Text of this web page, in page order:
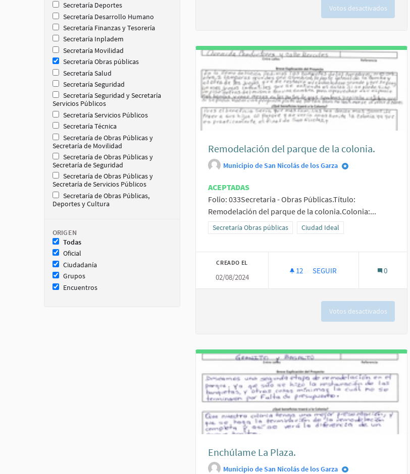
Secretaría Deportes
Secretaría Desarrollo Humano
Secretaría Finanzas y Tesorería
Secretaría Inpladem
Secretaría Movilidad
Secretaría Obras públicas
Secretaría Salud
Secretaría Seguridad
Secretaría Seguridad y Secretaría
Servicios Públicos
Secretaría Servicios Públicos
Secretaría Técnica
Secretaría de Obras Públicas y
Secretaría de Movilidad
Secretaría de Obras Públicas y
Secretaría de Seguridad
Secretaría de Obras Públicas y
Secretaría de Servicios Públicos
Secretaría de Obras Públicas,
Deportes y Cultura
ORIGEN
Todas
Oficial
Ciudadanía
Grupos
Encuentros
Votos desactivados
Remodelación del parque de la colonia.
Municipio de San Nicolás de los Garza
ACEPTADAS
Folio: 033Secretaria - Obras Públicas.Título:
Remodelación del parque de la colonia.Colonia:...
Resultados al filtrar por la categoría: Secretaría Obras públicas
Secretaría Obras públicas Resultados al filtrar por el ámbito:
Ciudad Ideal
CREADO EL
02/08/2024
12 12 SEGUIDORAS
SEGUIR
REMODELACIÓN DEL
0
Votos desactivados
Enchúlame La Plaza.
Municipio de San Nicolás de los Garza